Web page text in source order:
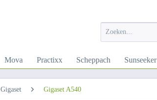
Mova Practixx Scheppach Sunseeker
Gigaset Gigaset A540